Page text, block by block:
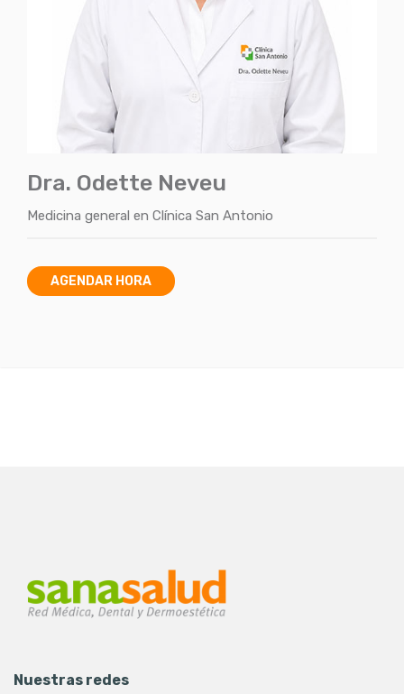
Dra. Odette Neveu
Medicina general en Clínica San Antonio
AGENDAR HORA
Nuestras redes